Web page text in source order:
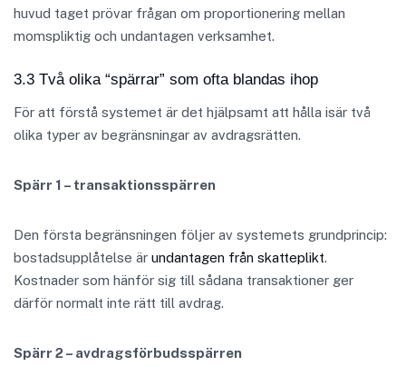
huvud taget prövar frågan om proportionering mellan
momspliktig och undantagen verksamhet.
3.3 Två olika “spärrar” som ofta blandas ihop
För att förstå systemet är det hjälpsamt att hålla isär två
olika typer av begränsningar av avdragsrätten.
Spärr 1 – transaktionsspärren
Den första begränsningen följer av systemets grundprincip:
bostadsupplåtelse är undantagen från skatteplikt.
Kostnader som hänför sig till sådana transaktioner ger
därför normalt inte rätt till avdrag.
Spärr 2 – avdragsförbudsspärren